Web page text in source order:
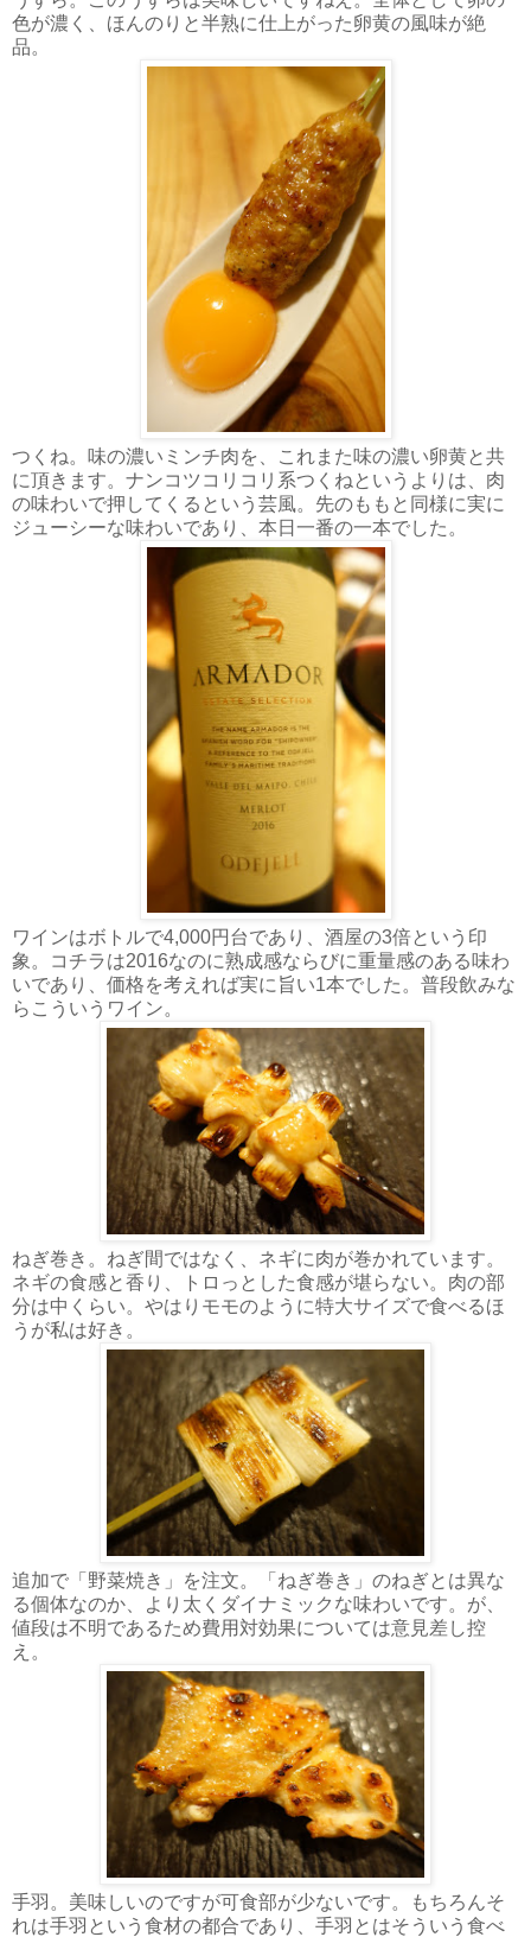
色が濃く、ほんのりと半熟に仕上がった卵黄の風味が絶
品。
つくね。味の濃いミンチ肉を、これまた味の濃い卵黄と共
に頂きます。ナンコツコリコリ系つくねというよりは、肉
の味わいで押してくるという芸風。先のももと同様に実に
ジューシーな味わいであり、本日一番の一本でした。
ワインはボトルで4,000円台であり、酒屋の3倍という印
象。コチラは2016なのに熟成感ならびに重量感のある味わ
いであり、価格を考えれば実に旨い1本でした。普段飲みな
らこういうワイン。
ねぎ巻き。ねぎ間ではなく、ネギに肉が巻かれています。
ネギの食感と香り、トロっとした食感が堪らない。肉の部
分は中くらい。やはりモモのように特大サイズで食べるほ
うが私は好き。
追加で「野菜焼き」を注文。「ねぎ巻き」のねぎとは異な
る個体なのか、より太くダイナミックな味わいです。が、
値段は不明であるため費用対効果については意見差し控
え。
手羽。美味しいのですが可食部が少ないです。もちろんそ
れは手羽という食材の都合であり、手羽とはそういう食べ